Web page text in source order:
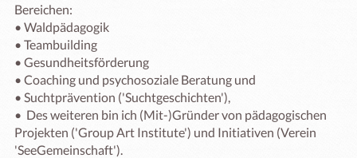
Bereichen:
• Waldpädagogik
• Teambuilding
• Gesundheitsförderung
• Coaching und psychosoziale Beratung und
• Suchtprävention ('Suchtgeschichten'),
•  Des weiteren bin ich (Mit-)Gründer von pädagogischen
Projekten ('Group Art Institute') und Initiativen (Verein
'SeeGemeinschaft').